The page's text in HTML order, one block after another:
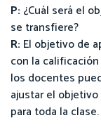
P: ¿Cuál será el
se transfiere?
R: El objetivo de
con la
los docentes
ajustar el
para toda la clase.